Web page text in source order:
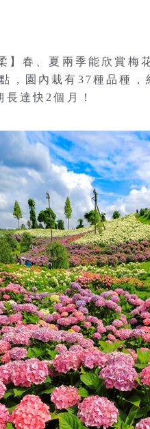
】春、夏兩季能欣賞梅
，園內栽有37種品種
達快2個月！